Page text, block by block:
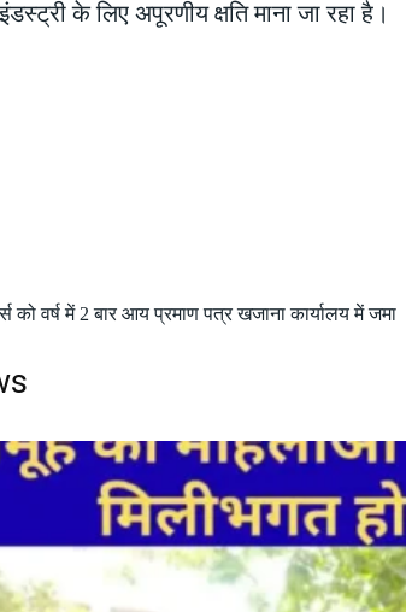
के लिए अपूरणीय क्षति माना जा रहा है।
को वर्ष में 2 बार आय प्रमाण पत्र खजाना कार्यालय में जमा